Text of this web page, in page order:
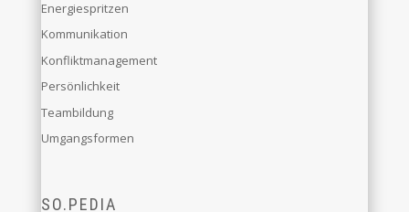
Energiespritzen
Kommunikation
Konfliktmanagement
Persönlichkeit
Teambildung
Umgangsformen
SO.PEDIA